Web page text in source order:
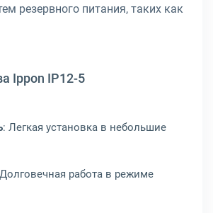
резервного питания, таких как
Ippon IP12-5
: Легкая установка в небольшие
работа в режиме